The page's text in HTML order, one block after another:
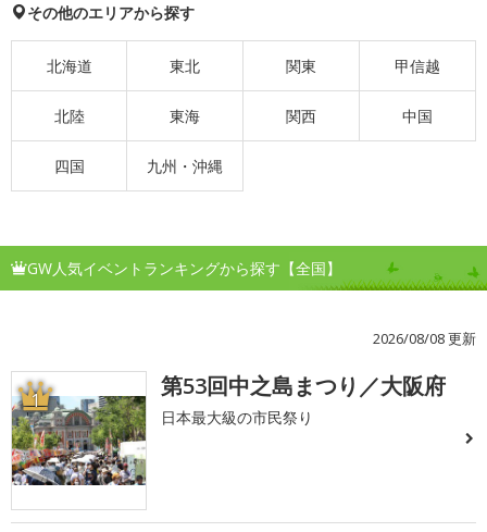
その他のエリアから探す
北海道 東北 関東 甲信越
北陸 東海 関西 中国
四国 九州・沖縄
GW人気イベントランキングから探す【全国】
2026/08/08 更新
1 第53回中之島まつり／大阪府
日本最大級の市民祭り